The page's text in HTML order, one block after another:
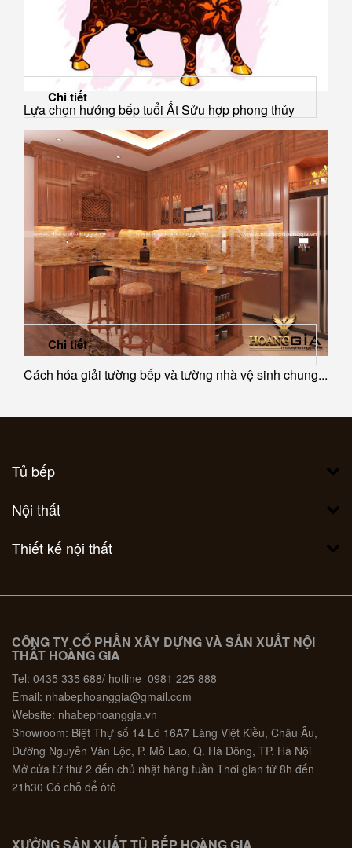
Lựa chọn hướng bếp tuổi Ất Sửu hợp phong thủy
Chi tiết
Cách hóa giải tường bếp và tường nhà vệ sinh chung...
Chi tiết
Tủ bếp
Nội thất
Thiết kế nội thất
CÔNG TY CỔ PHẦN XÂY DỰNG VÀ SẢN XUẤT NỘI
THẤT HOÀNG GIA
Tel: 0435 335 688/ hotline 0981 225 888
Email: nhabephoanggia@gmail.com
Website: nhabephoanggia.vn
Showroom: Biệt Thự số 14 Lô 16A7 Làng Việt Kiều, Châu Âu,
Đường Nguyễn Văn Lộc, P. Mỗ Lao, Q. Hà Đông, TP. Hà Nội
Mở cửa từ thứ 2 đến chủ nhật hàng tuần Thời gian từ 8h đến
21h30 Có chỗ để ôtô